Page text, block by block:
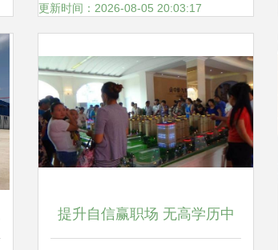
章
更新时间：2026-08-05 20:03:17
提升自信赢职场 无高学历中